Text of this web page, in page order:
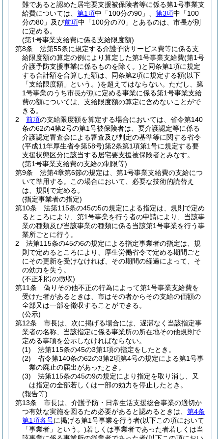
難であると認めた居宅要支援被保険者等に係る第1号事業支
給費については、 第1項中「100分の90」、 第3項中「100
分の80」及び前項中「100分の70」とあるのは、市長が別
に定める。
(第1号事業支給費に係る支給限度額)
第8条
法第55条に規定する介護予防サービス費等に係る支
給限度額の算定の例により算定した第1号事業支給費(第1号
介護予防支援事業に係るものを除く。)と同条第1項に規定
する合計額を合算した額は、同条第2項に規定する額(以下
「支給限度額」という。)を超えてはならない。 ただし、第
1号事業のうち市長が別に定める事業に係る第1号事業支給
費の額については、支給限度額の算定に含めないことがで
きる。
2
前項の支給限度額を算定する場合においては、省令第140
条の62の4第2号の第1号被保険者は、要介護認定等に係る
介護認定審査会による審査及び判定の基準等に関する省令
(平成11年厚生省令第58号)第2条第1項第1号に規定する要
支援状態区分に該当する居宅要支援被保険者とみなす。
(第1号事業支給費の支給の制限等)
第9条
法第4章第6節の規定は、第1号事業支給費の支給につ
いて準用する。
この場合において、必要な技術的読替え
は、規則で定める。
(指定事業者の指定)
第10条
法第115条の45の5の規定による指定は、規則で定め
るところにより、第1号事業を行う者の申請により、当該事
業の種類及び当該事業の種類に係る当該第1号事業を行う事
業所ごとに行う。
2
法第115条の45の6の規定による指定事業者の指定は、規
則で定めるところにより、厚生労働省令で定める期間ごと
にその更新を受けなければ、その期間の経過によって、そ
の効力を失う。
(不正利得の徴収)
第11条
偽りその他不正の行為によって第1号事業支給費を
受けた者があるときは、市はその者からその支給の価額の
全部又は一部を徴収することができる。
(公示)
第12条
市長は、次に掲げる場合には、遅滞なく当該指定事
業者の名称、当該指定に係る事業所の所在地その他規則で
定める事項を公示しなければならない。
(1)
法第115条の45の3第1項の指定をしたとき。
(2)
省令第140条の62の3第2項第4号の規定による第1号事
業の廃止の届出があったとき。
(3)
法第115条の45の9の規定により指定を取り消し、又
は指定の全部若しくは一部の効力を停止したとき。
(報告等)
第13条
市長は、介護予防・日常生活支援総合事業の適切か
つ有効な実施を図るため必要があると認めるときは、 第4条
第1項各号に掲げる第1号事業を行う者(以下この項において
「事業者」という。)若しくは事業者であった者若しくは当